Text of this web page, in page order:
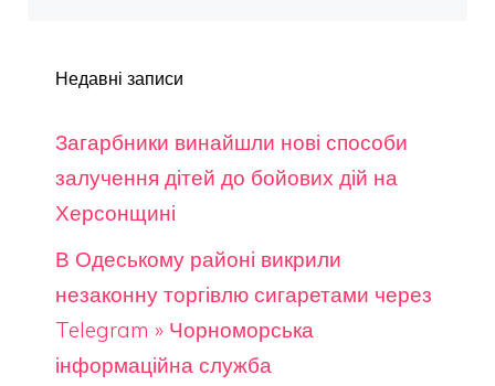
Недавні записи
Загарбники винайшли нові способи
залучення дітей до бойових дій на
Херсонщині
В Одеському районі викрили
незаконну торгівлю сигаретами через
Telegram » Чорноморська
інформаційна служба